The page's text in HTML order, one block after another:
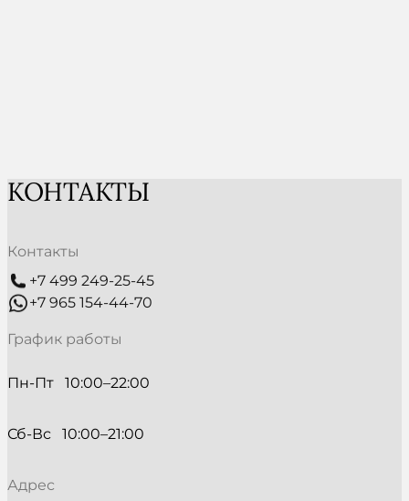
КОНТАКТЫ
Контакты
+7 499 249-25-45
+7 965 154-44-70
График работы
Пн-Пт   10:00–22:00
Сб-Вс   10:00–21:00
Адрес